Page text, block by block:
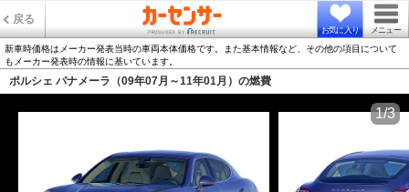
戻る
お気に入り メニュー
新車時価格はメーカー発表当時の車両本体価格です。また基本情報など、その他の項目について
もメーカー発表時の情報に基いています。
ポルシェ パナメーラ（09年07月～11年01月）の燃費
1/3